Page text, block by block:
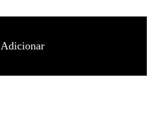
Adicionar